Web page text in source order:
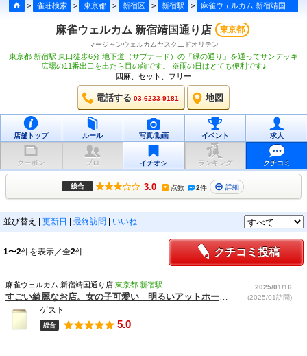
> 雀荘検索 > 東京都 > 新宿区 > 新宿駅 > 麻雀ウェルカム 新宿靖国通り店
麻雀ウェルカム 新宿靖国通り店 東京都
マージャンウェルカムヤスクニドオリテン
東京都 新宿駅 東口徒歩6分 地下道（サブナード）の「緑の通り」を通ってサンデッキ
広場の11番出口を出たら目の前です。 ※雨の日はとても便利です♪
四麻、セット、フリー
電話する 03-6233-9181 地図
店舗トップ ルール 写真/動画 イベント 求人
クーポン プロ イチオシ ランキング クチコミ
総合 3.0 ? 点数 2件 詳細
並び替え | 更新日 | 最終訪問 | いいね
1〜2件を表示／全2件 クチコミ投稿
麻雀ウェルカム 新宿靖国通り店 東京都 新宿駅
2025/01/16
(2025/01訪問)
ゲスト
総合 5.0